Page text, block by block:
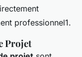
professionnel1.
Projet